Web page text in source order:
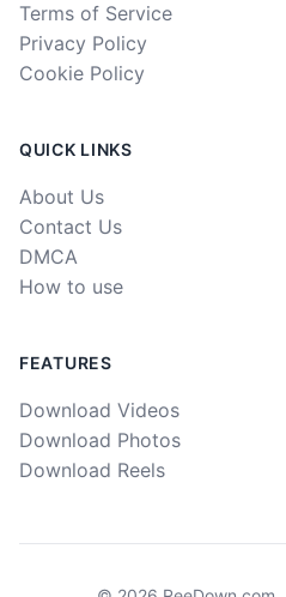
Terms of Service
Privacy Policy
Cookie Policy
QUICK LINKS
About Us
Contact Us
DMCA
How to use
FEATURES
Download Videos
Download Photos
Download Reels